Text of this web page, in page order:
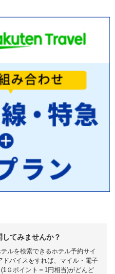
てみませんか？
ルを検索できるホテル予約サイ
ドバイスをすれば、マイル・電子
Ｇポイント＝1円相当)がどんど